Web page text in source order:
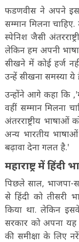
फडणवीस ने अपने इस
सम्मान मिलना
स्पेनिश जैसी
लेकिन हम अपनी
सीखने में कोई हर्ज
उन्हें सीखना समस्या ये
उन्होंने आगे कहा कि
वहीं सम्मान मिलना
अंतरराष्ट्रीय
अन्य भारतीय
बढ़ावा देना गलत है.'
महाराष्ट्र में
पिछले साल, भाजपा-
से हिंदी को तीसरी
किया था. लेकिन
सरकार को अपना यह
की समीक्षा के लिए